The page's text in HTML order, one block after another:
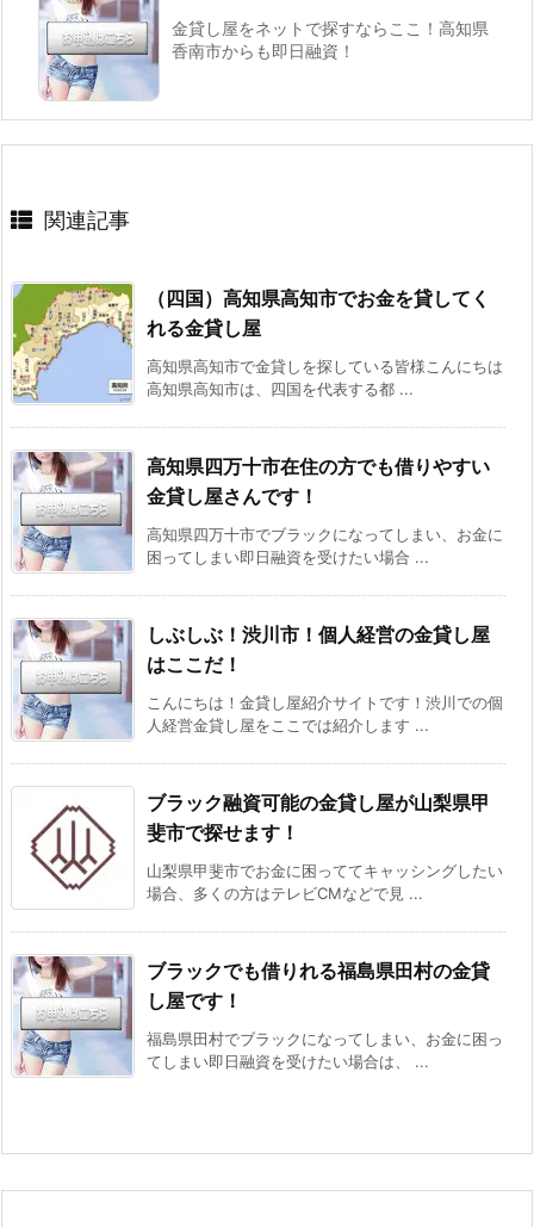
金貸し屋をネットで探すならここ！高知県
香南市からも即日融資！
関連記事
（四国）高知県高知市でお金を貸してく
れる金貸し屋
高知県高知市で金貸しを探している皆様こんにちは
高知県高知市は、四国を代表する都 ...
高知県四万十市在住の方でも借りやすい
金貸し屋さんです！
高知県四万十市でブラックになってしまい、お金に
困ってしまい即日融資を受けたい場合 ...
しぶしぶ！渋川市！個人経営の金貸し屋
はここだ！
こんにちは！金貸し屋紹介サイトです！渋川での個
人経営金貸し屋をここでは紹介します ...
ブラック融資可能の金貸し屋が山梨県甲
斐市で探せます！
山梨県甲斐市でお金に困っててキャッシングしたい
場合、多くの方はテレビCMなどで見 ...
ブラックでも借りれる福島県田村の金貸
し屋です！
福島県田村でブラックになってしまい、お金に困っ
てしまい即日融資を受けたい場合は、 ...